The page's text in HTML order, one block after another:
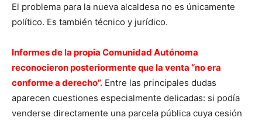
El problema para la nueva alcaldesa no es únicamente
político. Es también técnico y jurídico.
Informes de la propia Comunidad Autónoma
reconocieron posteriormente que la venta “no era
conforme a derecho”. Entre las principales dudas
aparecen cuestiones especialmente delicadas: si podía
venderse directamente una parcela pública cuya cesión